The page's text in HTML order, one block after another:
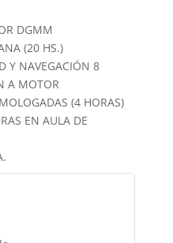
DGMM
(20 HS.)
Y NAVEGACIÓN 8
A MOTOR
(4 HORAS)
EN AULA DE